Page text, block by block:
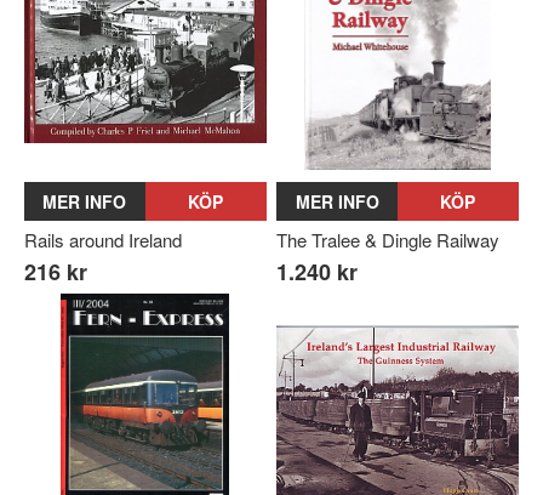
MER INFO KÖP
Rails around Ireland
216 kr
MER INFO KÖP
The Tralee & Dingle Railway
1.240 kr